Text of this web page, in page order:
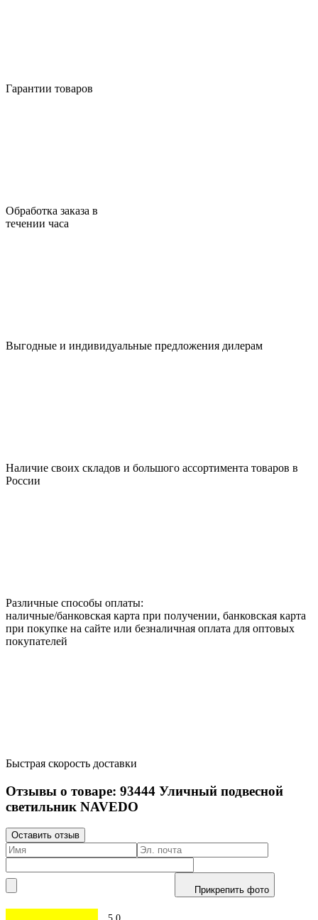
Гарантии товаров
Обработка заказа в
течении часа
Выгодные и индивидуальные предложения дилерам
Наличие своих складов и большого ассортимента товаров в
России
Различные способы оплаты:
наличные/банковская карта при получении, банковская карта
при покупке на сайте или безналичная оплата для оптовых
покупателей
Быстрая скорость доставки
Отзывы о товаре: 93444 Уличный подвесной
светильник NAVEDO
Оставить отзыв
Прикрепить фото